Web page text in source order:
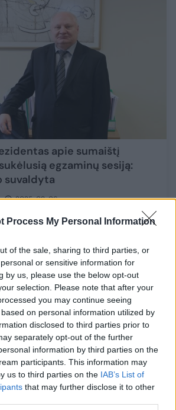
Process My Personal Information
of the sale, sharing to third parties, or
or sensitive information for
by us, please use the below opt-out
selection. Please note that after your
you may continue seeing
on personal information utilized by
disclosed to third parties prior to
separately opt-out of the further
information by third parties on the
participants. This information may
us to third parties on the IAB’s List of
that may further disclose it to other
apie sumaištį
egzaminų sesiją:
suvaldyta
2025-08-06